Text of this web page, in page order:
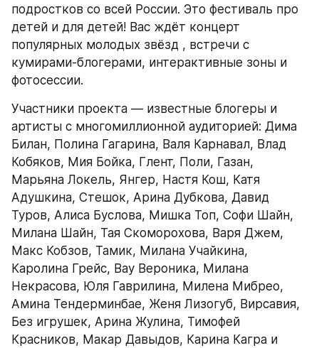
подростков со всей России. Это фестиваль про
детей и для детей! Вас ждёт концерт
популярных молодых звёзд , встречи с
кумирами-блогерами, интерактивные зоны и
фотосессии.
Участники проекта — известные блогеры и
артисты с многомиллионной аудиторией: Дима
Билан, Полина Гагарина, Валя Карнавал, Влад
Кобяков, Мия Бойка, Глент, Поли, Газан,
Марьяна Локель, Янгер, Настя Кош, Катя
Адушкина, Стешок, Арина Дубкова, Давид
Туров, Алиса Буслова, Мишка Топ, Софи Шайн,
Милана Шайн, Тая Скоморохова, Варя Джем,
Макс Кобзов, Тамик, Милана Учайкина,
Каролина Грейс, Вау Вероника, Милана
Некрасова, Юля Гаврилина, Милена Мибрео,
Амина Тендерминбае, Женя Лизогуб, Вирсавия,
Без игрушек, Арина Жулина, Тимофей
Красников, Макар Давыдов, Карина Кагра и